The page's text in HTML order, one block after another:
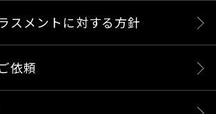
スメントに対する方針
依頼